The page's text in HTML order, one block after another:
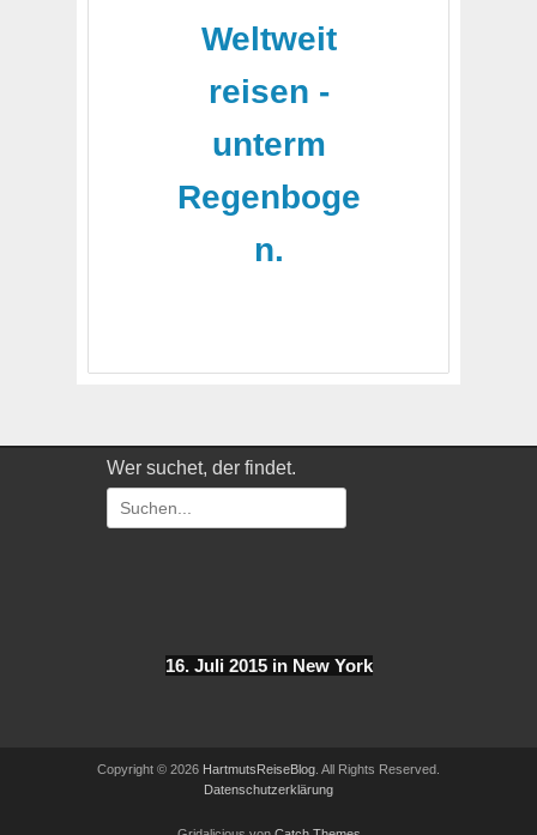
Weltweit
reisen -
unterm
Regenboge
n.
Wer suchet, der findet.
Suchen
nach:
16. Juli 2015 in New York
Copyright © 2026 HartmutsReiseBlog . All Rights Reserved.
Datenschutzerklärung